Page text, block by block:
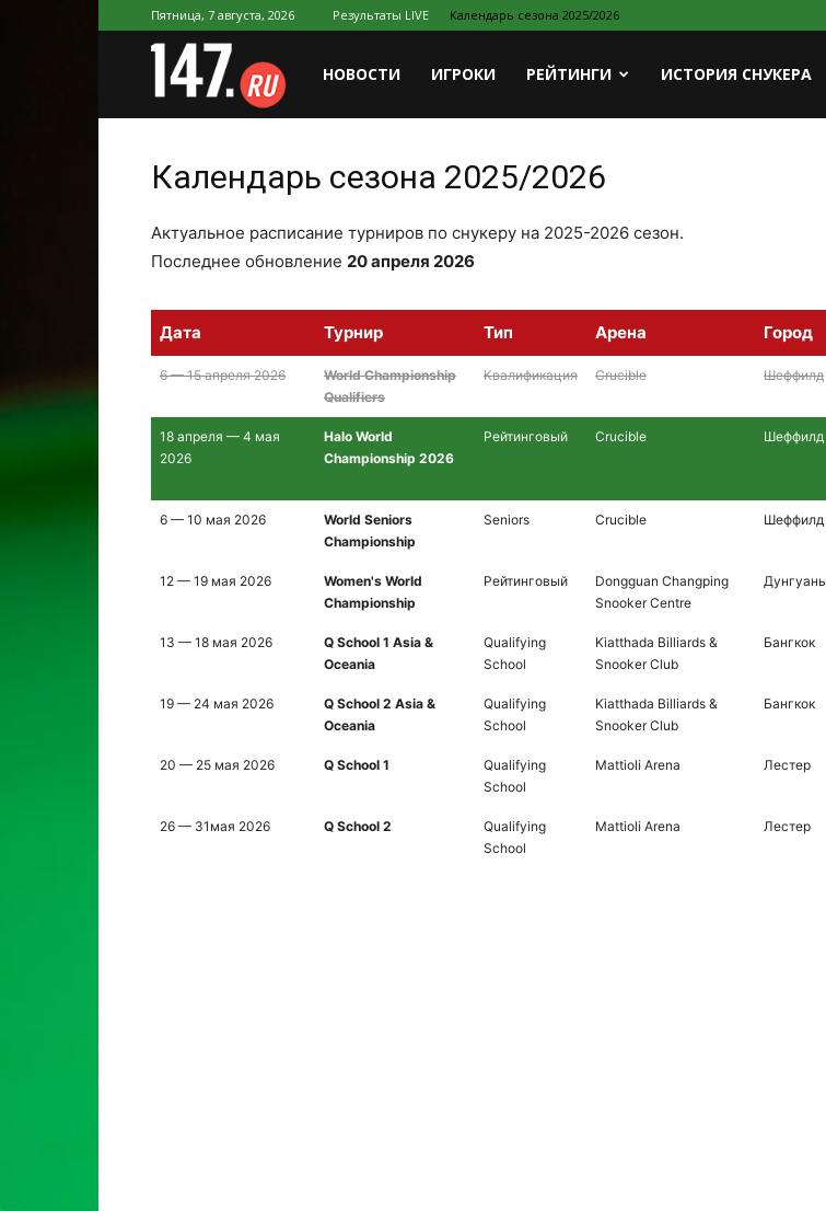
Пятница, 7 августа, 2026 Результаты LIVE Календарь сезона 2025/2026
147.ru
НОВОСТИ ИГРОКИ РЕЙТИНГИ ИСТОРИЯ СНУКЕРА
Календарь сезона 2025/2026
Актуальное расписание турниров по снукеру на 2025-2026 сезон.
Последнее обновление 20 апреля 2026
Дата Турнир Тип Арена Город
6 — 15 апреля 2026
World Championship
Qualifiers
Квалификация Crucible Шеффилд
18 апреля — 4 мая
2026
Halo World
Championship 2026
Рейтинговый Crucible Шеффилд
6 — 10 мая 2026
World Seniors
Championship
Seniors Crucible Шеффилд
12 — 19 мая 2026
Women's World
Championship
Рейтинговый
Dongguan Changping
Snooker Centre
Дунгуань
13 — 18 мая 2026
Q School 1 Asia &
Oceania
Qualifying
School
Kiatthada Billiards &
Snooker Club
Бангкок
19 — 24 мая 2026
Q School 2 Asia &
Oceania
Qualifying
School
Kiatthada Billiards &
Snooker Club
Бангкок
20 — 25 мая 2026 Q School 1
Qualifying
School
Mattioli Arena Лестер
26 — 31мая 2026 Q School 2
Qualifying
School
Mattioli Arena Лестер